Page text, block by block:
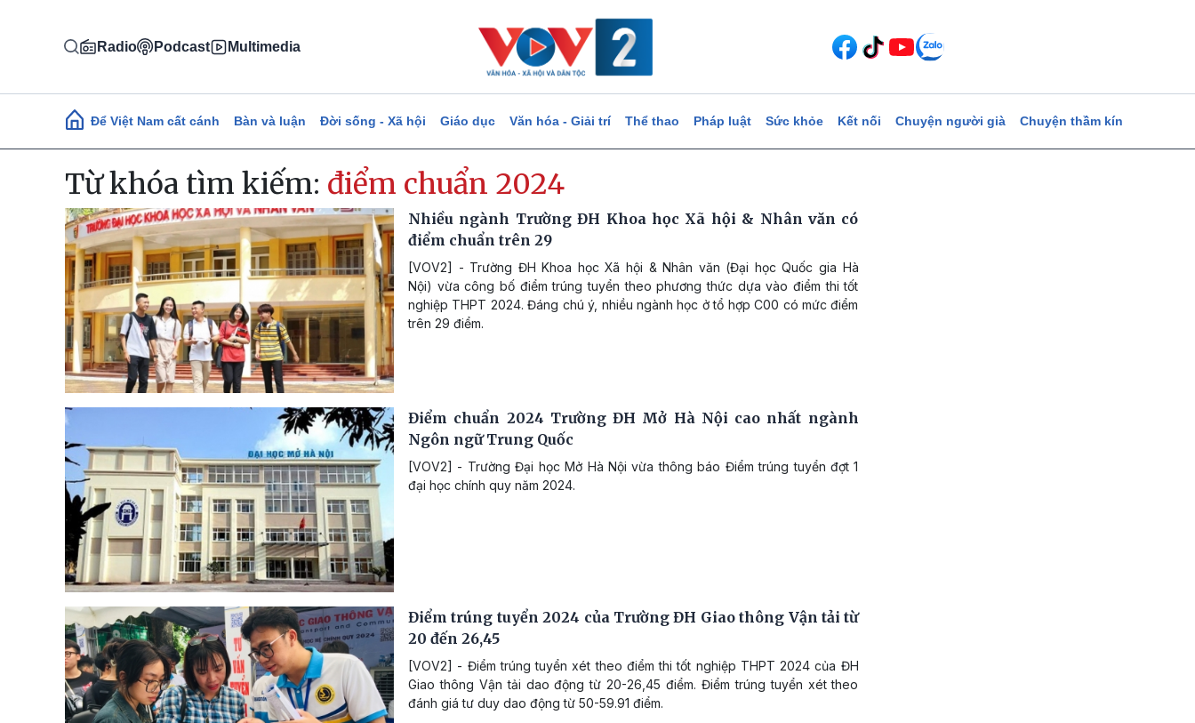
Radio Podcast Multimedia
Main navigation
Để Việt Nam cất cánh Bàn và luận Đời sống - Xã hội Giáo dục Văn hóa - Giải trí Thể thao Pháp luật Sức khỏe Kết nối Chuyện người già Chuyện thầm kín
Từ khóa tìm kiếm: điểm chuẩn 2024
Nhiều ngành Trường ĐH Khoa học Xã hội & Nhân văn có
điểm chuẩn trên 29
[VOV2] - Trường ĐH Khoa học Xã hội & Nhân văn (Đại học Quốc gia Hà
Nội) vừa công bố điểm trúng tuyển theo phương thức dựa vào điểm thi tốt
nghiệp THPT 2024. Đáng chú ý, nhiều ngành học ở tổ hợp C00 có mức điểm
trên 29 điểm.
Điểm chuẩn 2024 Trường ĐH Mở Hà Nội cao nhất ngành
Ngôn ngữ Trung Quốc
[VOV2] - Trường Đại học Mở Hà Nội vừa thông báo Điểm trúng tuyển đợt 1
đại học chính quy năm 2024.
Điểm trúng tuyển 2024 của Trường ĐH Giao thông Vận tải từ
20 đến 26,45
[VOV2] - Điểm trúng tuyển xét theo điểm thi tốt nghiệp THPT 2024 của ĐH
Giao thông Vận tải dao động từ 20-26,45 điểm. Điểm trúng tuyển xét theo
đánh giá tư duy dao động từ 50-59.91 điểm.